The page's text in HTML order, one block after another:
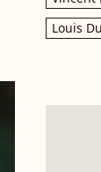
Louis